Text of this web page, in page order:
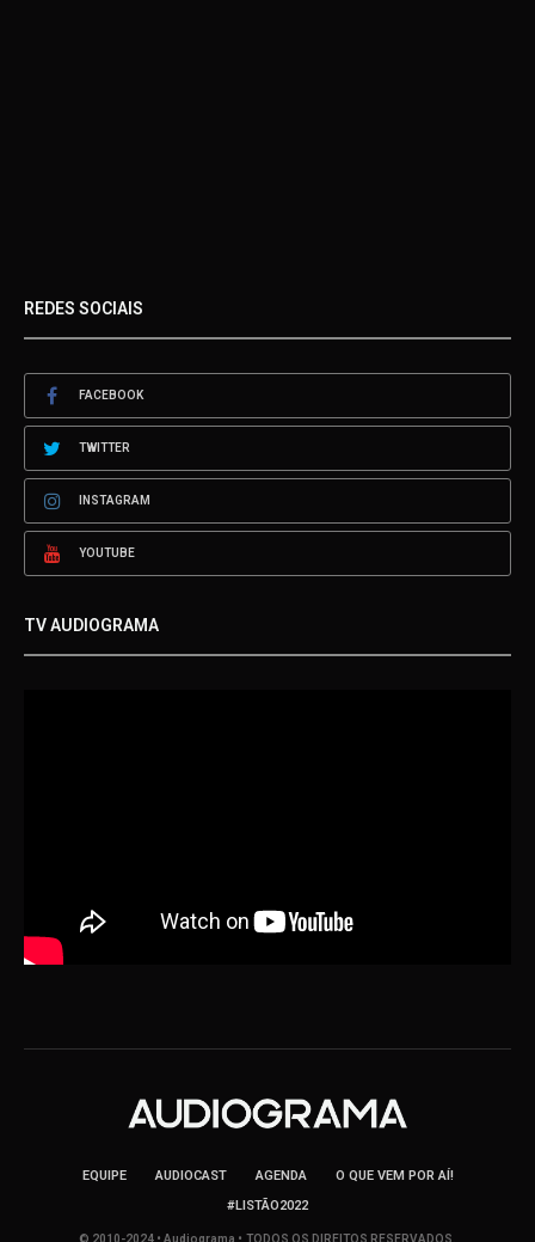
REDES SOCIAIS
FACEBOOK
TWITTER
INSTAGRAM
YOUTUBE
TV AUDIOGRAMA
EQUIPE AUDIOCAST AGENDA
O QUE VEM POR AÍ!
#LISTÃO2022
© 2010-2024 • Audiograma • TODOS OS DIREITOS RESERVADOS.